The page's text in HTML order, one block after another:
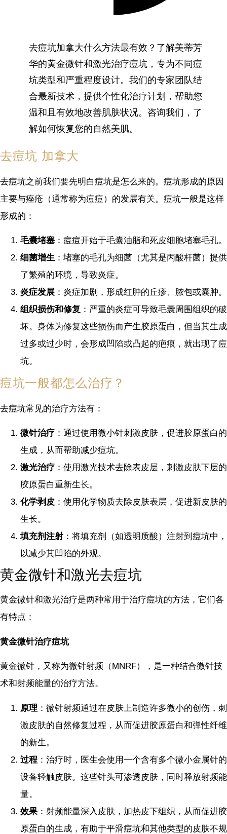
去痘坑加拿大什么方法最有效？了解美蒂芳
华的黄金微针和激光治疗痘坑，专为不同痘
坑类型和严重程度设计。我们的专家团队结
合最新技术，提供个性化治疗计划，帮助您
温和且有效地改善肌肤状况。咨询我们，了
解如何恢复您的自然美肌。
去痘坑 加拿大
去痘坑之前我们要先明白痘坑是怎么来的。痘坑形成的原因
主要与痤疮（通常称为痘痘）的发展有关。痘坑一般是这样
形成的：
毛囊堵塞 ：痘痘开始于毛囊油脂和死皮细胞堵塞毛孔。
细菌增生 ：堵塞的毛孔为细菌（尤其是丙酸杆菌）提供
了繁殖的环境，导致炎症。
炎症发展 ：炎症加剧，形成红肿的丘疹、脓包或囊肿。
组织损伤和修复 ：严重的炎症可导致毛囊周围组织的破
坏。身体为修复这些损伤而产生胶原蛋白，但当其生成
过多或过少时，会形成凹陷或凸起的疤痕，就出现了痘
坑。
痘坑一般都怎么治疗？
去痘坑常见的治疗方法有：
微针治疗 ：通过使用微小针刺激皮肤，促进胶原蛋白的
生成，从而帮助减少痘坑。
激光治疗 ：使用激光技术去除表皮层，刺激皮肤下层的
胶原蛋白重新生长。
化学剥皮 ：使用化学物质去除皮肤表层，促进新皮肤的
生长。
填充剂注射 ：将填充剂（如透明质酸）注射到痘坑中，
以减少其凹陷的外观。
黄金微针和激光去痘坑
黄金微针和激光治疗是两种常用于治疗痘坑的方法，它们各
有特点：
黄金微针治疗痘坑
黄金微针，又称为微针射频（MNRF），是一种结合微针技
术和射频能量的治疗方法。
原理 ：微针射频通过在皮肤上制造许多微小的创伤，刺
激皮肤的自然修复过程，从而促进胶原蛋白和弹性纤维
的新生。
过程 ：治疗时，医生会使用一个含有多个微小金属针的
设备轻触皮肤。这些针头可渗透皮肤，同时释放射频能
量。
效果 ：射频能量深入皮肤，加热皮下组织，从而促进胶
原蛋白的生成，有助于平滑痘坑和其他类型的皮肤不规